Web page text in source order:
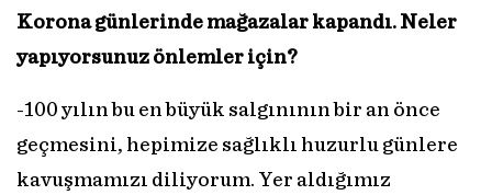
Korona günlerinde mağazalar kapandı. Neler
yapıyorsunuz önlemler için?
-100 yılın bu en büyük salgınının bir an önce
geçmesini, hepimize sağlıklı huzurlu günlere
kavuşmamızı diliyorum. Yer aldığımız